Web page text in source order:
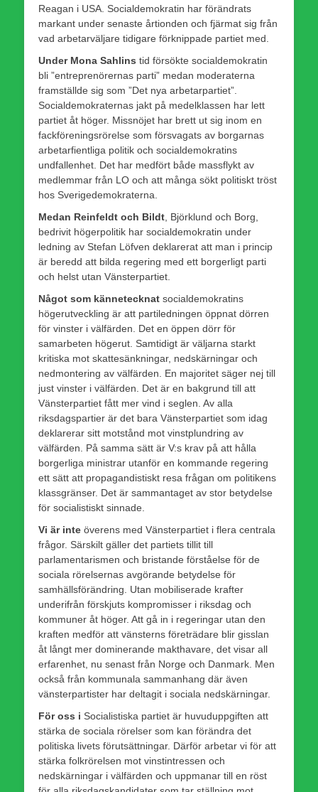
Reagan i USA. Socialdemokratin har förändrats
markant under senaste årtionden och fjärmat sig från
vad arbetarväljare tidigare förknippade partiet med.
Under Mona Sahlins tid försökte socialdemokratin
bli ”entreprenörernas parti” medan moderaterna
framställde sig som ”Det nya arbetarpartiet”.
Socialdemokraternas jakt på medelklassen har lett
partiet åt höger. Missnöjet har brett ut sig inom en
fackföreningsrörelse som försvagats av borgarnas
arbetarfientliga politik och socialdemokratins
undfallenhet. Det har medfört både massflykt av
medlemmar från LO och att många sökt politiskt tröst
hos Sverigedemokraterna.
Medan Reinfeldt och Bildt , Björklund och Borg,
bedrivit högerpolitik har socialdemokratin under
ledning av Stefan Löfven deklarerat att man i princip
är beredd att bilda regering med ett borgerligt parti
och helst utan Vänsterpartiet.
Något som kännetecknat socialdemokratins
högerutveckling är att partiledningen öppnat dörren
för vinster i välfärden. Det en öppen dörr för
samarbeten högerut. Samtidigt är väljarna starkt
kritiska mot skattesänkningar, nedskärningar och
nedmontering av välfärden. En majoritet säger nej till
just vinster i välfärden. Det är en bakgrund till att
Vänsterpartiet fått mer vind i seglen. Av alla
riksdagspartier är det bara Vänsterpartiet som idag
deklarerar sitt motstånd mot vinstplundring av
välfärden. På samma sätt är V:s krav på att hålla
borgerliga ministrar utanför en kommande regering
ett sätt att propagandistiskt resa frågan om politikens
klassgränser. Det är sammantaget av stor betydelse
för socialistiskt sinnade.
Vi är inte överens med Vänsterpartiet i flera centrala
frågor. Särskilt gäller det partiets tillit till
parlamentarismen och bristande förståelse för de
sociala rörelsernas avgörande betydelse för
samhällsförändring. Utan mobiliserade krafter
underifrån förskjuts kompromisser i riksdag och
kommuner åt höger. Att gå in i regeringar utan den
kraften medför att vänsterns företrädare blir gisslan
åt långt mer dominerande makthavare, det visar all
erfarenhet, nu senast från Norge och Danmark. Men
också från kommunala sammanhang där även
vänsterpartister har deltagit i sociala nedskärningar.
För oss i Socialistiska partiet är huvuduppgiften att
stärka de sociala rörelser som kan förändra det
politiska livets förutsättningar. Därför arbetar vi för att
stärka folkrörelsen mot vinstintressen och
nedskärningar i välfärden och uppmanar till en röst